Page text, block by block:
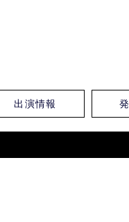
出演情報